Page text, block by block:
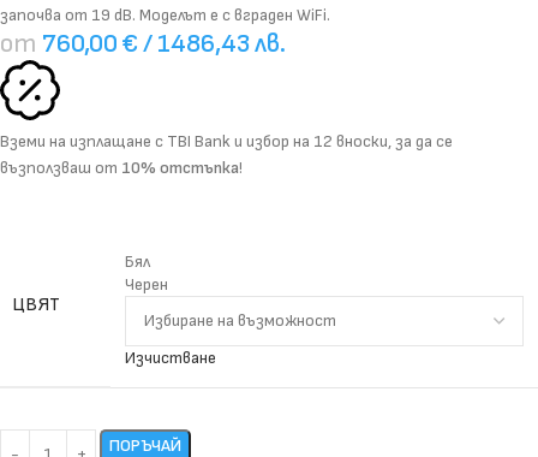
започва от 19 dB. Моделът е с вграден WiFi.
от 760,00€/ 1486,43 лв.
Вземи на изплащане с TBI Bankи избор на 12 вноски, за да се
възползваш от 10% отстъпка!
ЦВЯТ
Бял
Черен
Изчистване
ПОРЪЧАЙ